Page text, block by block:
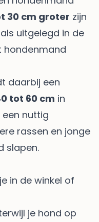
30 cm groter zijn
uitgelegd in de
hondenmand
daarbij een
tot 60 cm in
een nuttig
rassen en jonge
slapen.
in de winkel of
je hond op